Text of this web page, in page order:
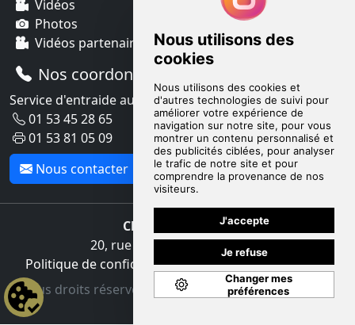
Vidéos
Photos
Vidéos partenaires
Nos coordonnées
Service d'entraide aux membres du Club Décision DSI
01 53 45 28 65
01 53 81 05 09
Nous contacter
Club Décision DSI
20, rue Cambon - 75001 Paris
Politique de confidentialité|Charte d'engagement
Tous droits réservés © Club Décision DSI | HELPDSI